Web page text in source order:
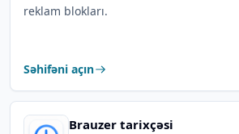
reklam blokları.
Səhifəni açın
Brauzer tarixçəsi